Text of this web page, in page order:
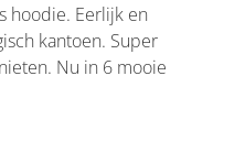
hoodie. Eerlijk en
kantoen. Super
Nu in 6 mooie